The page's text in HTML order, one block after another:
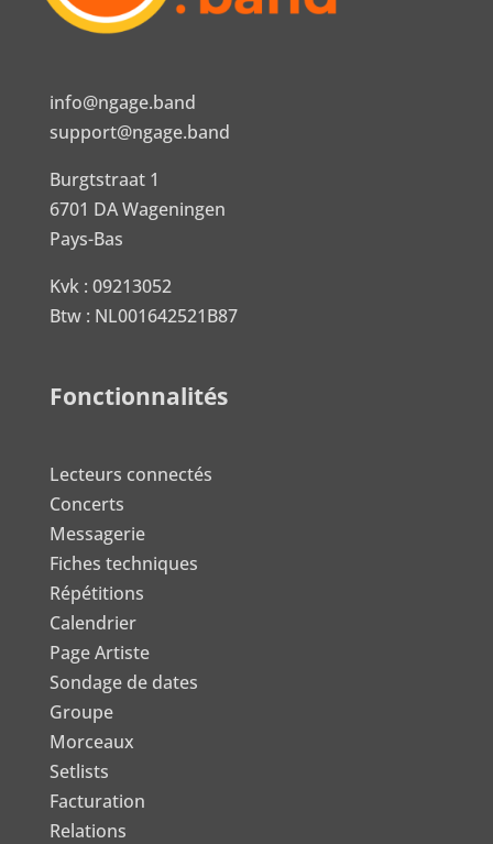
info@ngage.band
support@ngage.band
Burgtstraat 1
6701 DA Wageningen
Pays-Bas
Kvk : 09213052
Btw : NL001642521B87
Fonctionnalités
Lecteurs connectés
Concerts
Messagerie
Fiches techniques
Répétitions
Calendrier
Page Artiste
Sondage de dates
Groupe
Morceaux
Setlists
Facturation
Relations